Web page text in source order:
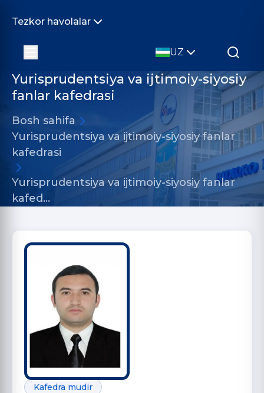
Tezkor havolalar
UZ
Yurisprudentsiya va ijtimoiy-siyosiy
fanlar kafedrasi
Bosh sahifa
Yurisprudentsiya va ijtimoiy-siyosiy fanlar
kafedrasi
Yurisprudentsiya va ijtimoiy-siyosiy fanlar
kafed…
Kafedra mudir